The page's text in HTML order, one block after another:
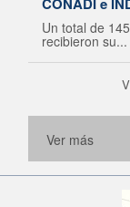
Un total de
recibieron su...
Ver más